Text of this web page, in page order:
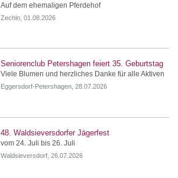
Auf dem ehemaligen Pferdehof
Zechin, 01.08.2026
Seniorenclub Petershagen feiert 35. Geburtstag
Viele Blumen und herzliches Danke für alle Aktiven
Eggersdorf-Petershagen, 28.07.2026
48. Waldsieversdorfer Jägerfest
vom 24. Juli bis 26. Juli
Waldsieversdorf, 26.07.2026